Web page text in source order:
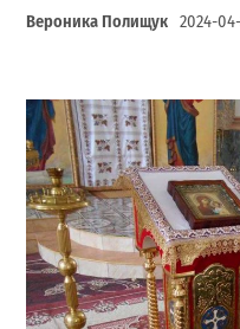
Вероника Полищук 2024-